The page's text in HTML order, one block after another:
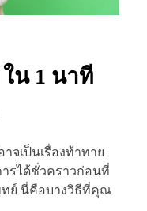
น 1 นาที
จเป็นเรื่องท้าทาย
รได้ชั่วคราวก่อนที่
ย์ นี่คือบางวิธีที่คุณ